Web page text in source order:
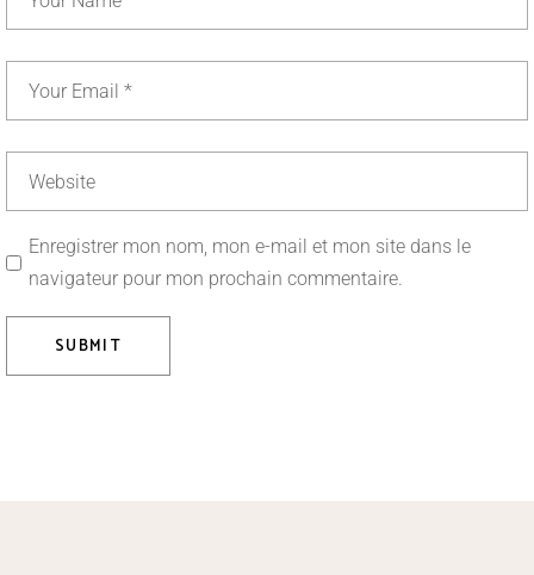
Enregistrer mon nom, mon e-mail et mon site dans le
navigateur pour mon prochain commentaire.
SUBMIT